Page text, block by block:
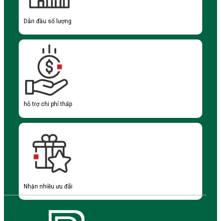
Dẫn đầu số lượng
hỗ trợ chi phí thấp
Nhận nhiều ưu đãi